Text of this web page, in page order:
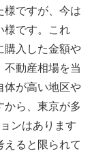
様ですが、今は
様です。これ
購入した金額や
不動産相場を当
体が高い地区や
から、東京が多
ンはあります
えると限られて